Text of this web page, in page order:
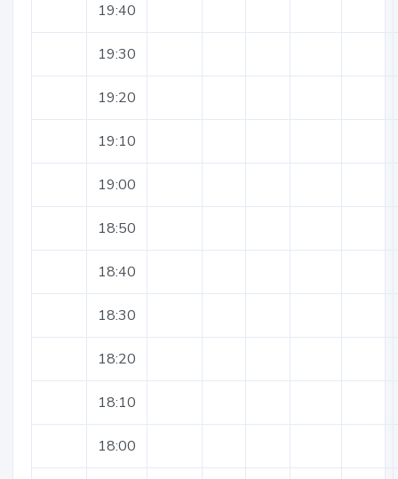
19:40
19:30
19:20
19:10
19:00
18:50
18:40
18:30
18:20
18:10
18:00